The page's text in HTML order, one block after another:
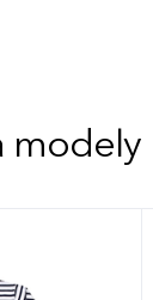
modely